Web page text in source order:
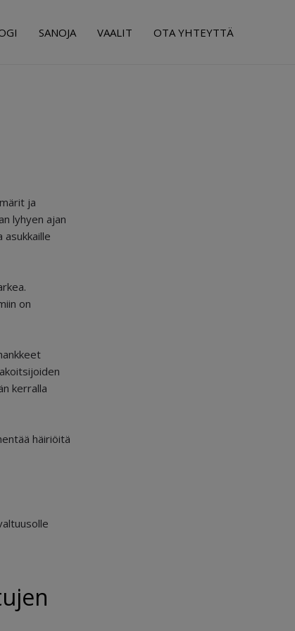
SANOJA VAALIT OTA YHTEYTTÄ
ja
lyhyen ajan
on
kerralla
häiriöitä